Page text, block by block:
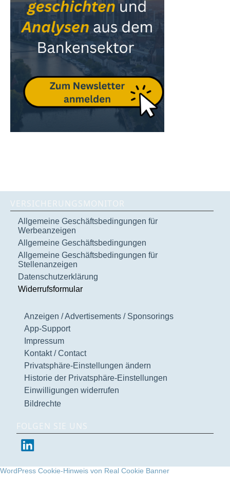
VERSICHERUNGSMONITOR
Allgemeine Geschäftsbedingungen für
Werbeanzeigen
Allgemeine Geschäftsbedingungen
Allgemeine Geschäftsbedingungen für
Stellenanzeigen
Datenschutzerklärung
Widerrufsformular
Anzeigen / Advertisements / Sponsorings
App-Support
Impressum
Kontakt / Contact
Privatsphäre-Einstellungen ändern
Historie der Privatsphäre-Einstellungen
Einwilligungen widerrufen
Bildrechte
FOLGEN SIE UNS
WordPress Cookie-Hinweis von Real Cookie Banner